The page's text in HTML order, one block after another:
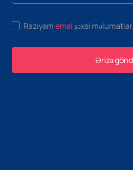
Razıyamemalşəxsi məlumatlar.
Ərizə